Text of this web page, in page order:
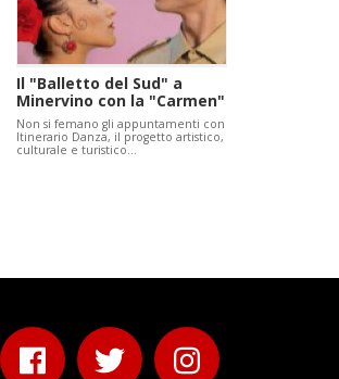
Il "Balletto del Sud" a
Minervino con la "Carmen"
Non si femano gli appuntamenti con
Itinerario Danza, il progetto artistico,
culturale e turistico…